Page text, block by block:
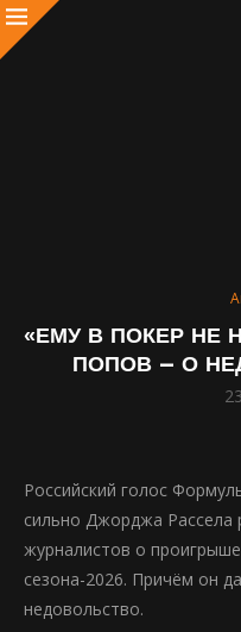
«ЕМУ В ПОКЕР НЕ
ПОПОВ – О
Российский голос
сильно Джорджа
журналистов о
сезона-2026. Причём он
недовольство.